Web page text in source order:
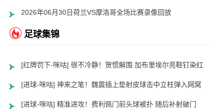
2026年06月30日荷兰VS摩洛哥全场比赛录像回放
足球集锦
[红牌罚下-咪咕] 很不冷静！贺惯解围 加布里埃尔亮鞋钉染红
[进球-咪咕] 神来之笔！魏震插上垫射皮球击中立柱弹入网窝
[进球-咪咕] 精准进攻！费利佩门前头球被扑 随后补射破门